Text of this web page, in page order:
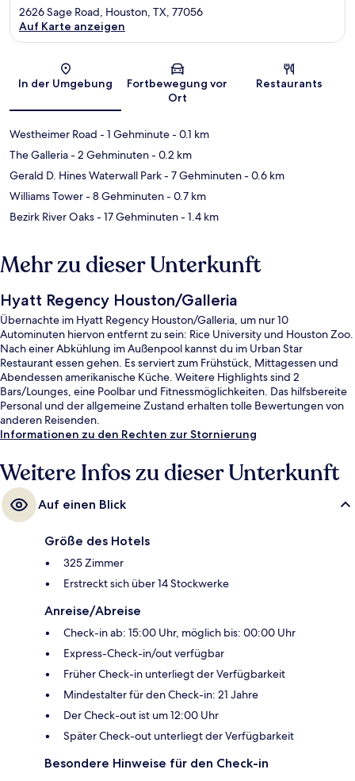
Karte
2626 Sage Road, Houston, TX, 77056
Auf Karte anzeigen
In der Umgebung
Fortbewegung vor
Ort
Restaurants
Westheimer Road - 1 Gehminute- 0.1 km
The Galleria- 2 Gehminuten- 0.2 km
Gerald D. Hines Waterwall Park- 7 Gehminuten- 0.6 km
Williams Tower- 8 Gehminuten- 0.7 km
Bezirk River Oaks- 17 Gehminuten- 1.4 km
Mehr zu dieser Unterkunft
Hyatt Regency Houston/Galleria
Übernachte im Hyatt Regency Houston/Galleria, um nur 10
Autominuten hiervon entfernt zu sein: Rice University und Houston Zoo.
Nach einer Abkühlung im Außenpool kannst du im Urban Star
Restaurant essen gehen. Es serviert zum Frühstück, Mittagessen und
Abendessen amerikanische Küche. Weitere Highlights sind 2
Bars/Lounges, eine Poolbar und Fitnessmöglichkeiten. Das hilfsbereite
Personal und der allgemeine Zustand erhalten tolle Bewertungen von
anderen Reisenden.
Informationen zu den Rechten zur Stornierung
Weitere Infos zu dieser Unterkunft
Auf einen Blick
Größe des Hotels
325 Zimmer
Erstreckt sich über 14 Stockwerke
Anreise/Abreise
Check-in ab: 15:00 Uhr, möglich bis: 00:00 Uhr
Express-Check-in/out verfügbar
Früher Check-in unterliegt der Verfügbarkeit
Mindestalter für den Check-in: 21 Jahre
Der Check-out ist um 12:00 Uhr
Später Check-out unterliegt der Verfügbarkeit
Besondere Hinweise für den Check-in